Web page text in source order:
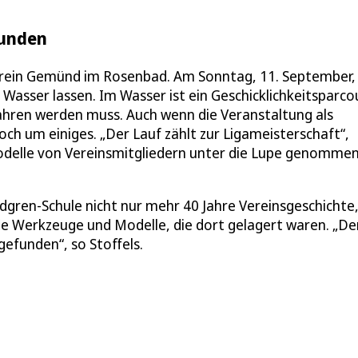
Gemünd im Rosenbad. Am Sonntag, 11. September,
lassen. Im Wasser ist ein
werden muss. Auch wenn die Veranstaltung als
um einiges. „Der Lauf zählt zur Ligameisterschaft“,
von Vereinsmitgliedern unter die Lupe genommen
Schule nicht nur mehr 40 Jahre Vereinsgeschichte,
und Modelle, die dort gelagert waren.
so Stoffels.